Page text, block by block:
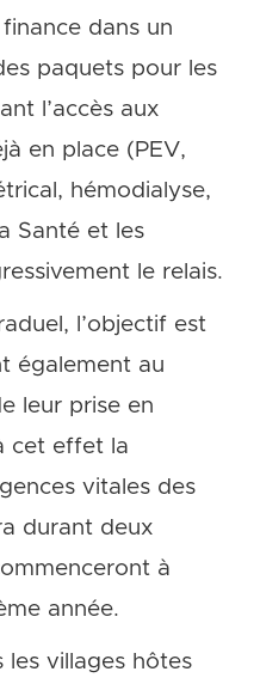
dans un
paquets pour les
l’accès aux
en place (PEV,
hémodialyse,
Santé et les
le relais.
l’objectif est
également au
leur prise en
cet effet la
vitales des
durant deux
à
année.
les villages hôtes